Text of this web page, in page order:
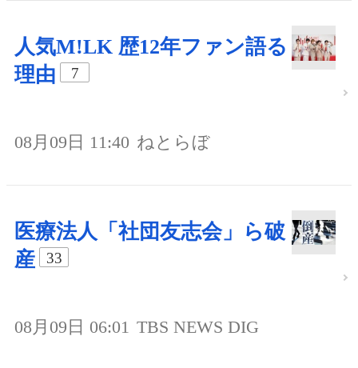
人気M!LK 歴12年ファン語る
理由
7
08月09日 11:40 ねとらぼ
医療法人「社団友志会」ら破
産
33
08月09日 06:01 TBS NEWS DIG